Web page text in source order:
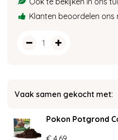
Klanten beoordelen ons
Vaak samen gekocht met:
Pokon Potgrond